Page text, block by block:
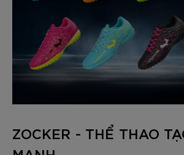
ZOCKER - THỂ THAO